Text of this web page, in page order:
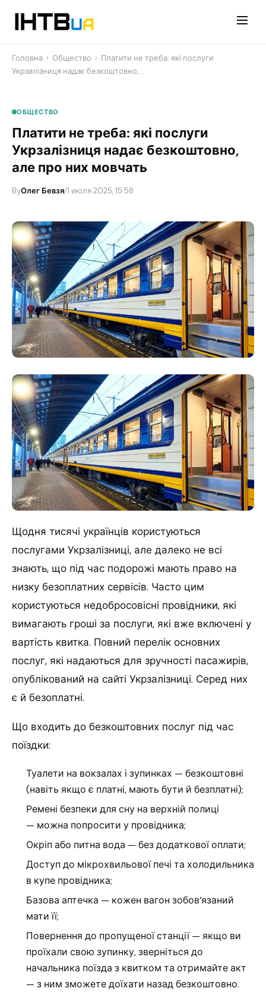
Головна › Общество › Платити не треба: які послуги
Укрзалізниця надає безкоштовно,…
ОБЩЕСТВО
Платити не треба: які послуги
Укрзалізниця надає безкоштовно,
але про них мовчать
ByОлег Бевзя/1 июля 2025, 15:58
Щодня тисячі українців користуються
послугами Укрзалізниці, але далеко не всі
знають, що під час подорожі мають право на
низку безоплатних сервісів. Часто цим
користуються недобросовісні провідники, які
вимагають гроші за послуги, які вже включені у
вартість квитка. Повний перелік основних
послуг, які надаються для зручності пасажирів,
опублікований на сайті Укрзалізниці. Серед них
є й безоплатні.
Що входить до безкоштовних послуг під час
поїздки:
Туалети на вокзалах і зупинках — безкоштовні
(навіть якщо є платні, мають бути й безплатні);
Ремені безпеки для сну на верхній полиці
— можна попросити у провідника;
Окріп або питна вода — без додаткової оплати;
Доступ до мікрохвильової печі та холодильника
в купе провідника;
Базова аптечка — кожен вагон зобов’язаний
мати її;
Повернення до пропущеної станції — якщо ви
проїхали свою зупинку, зверніться до
начальника поїзда з квитком та отримайте акт
— з ним зможете доїхати назад безкоштовно.